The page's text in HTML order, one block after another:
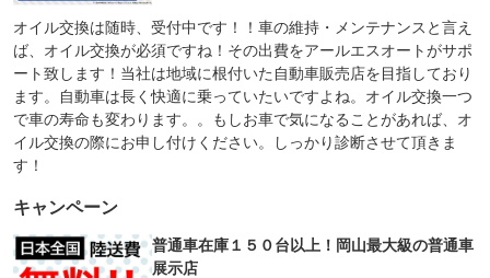
オイル交換は随時、受付中です！！車の維持・メンテナンスと言え
ば、オイル交換が必須ですね！その出費をアールエスオートがサポ
ート致します！当社は地域に根付いた自動車販売店を目指しており
ます。自動車は長く快適に乗っていたいですよね。オイル交換一つ
で車の寿命も変わります。。もしお車で気になることがあれば、オ
イル交換の際にお申し付けください。しっかり診断させて頂きま
す！
キャンペーン
普通車在庫１５０台以上！岡山最大級の普通車
展示店